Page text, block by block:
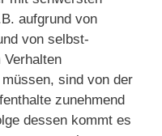
aufgrund von
von selbst-
Verhalten
sind von der
zunehmend
dessen kommt es